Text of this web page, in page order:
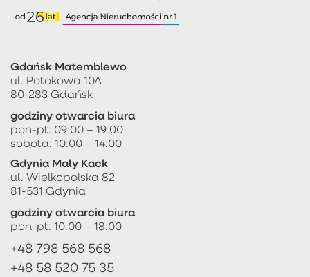
Gdańsk Matemblewo
ul. Potokowa 10A
80-283 Gdańsk
godziny otwarcia biura
pon-pt: 09:00 – 19:00
sobota: 10:00 – 14:00
Gdynia Mały Kack
ul. Wielkopolska 82
81-531 Gdynia
godziny otwarcia biura
pon-pt: 10:00 – 18:00
+48 798 568 568
+48 58 520 75 35